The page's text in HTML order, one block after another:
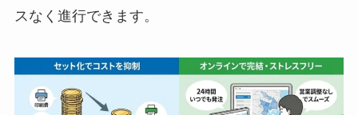
スなく進行できます。